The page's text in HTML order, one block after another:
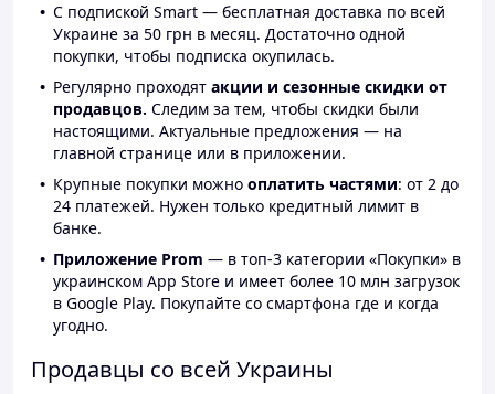
С подпиской Smart — бесплатная доставка по всей
Украине за 50 грн в месяц. Достаточно одной
покупки, чтобы подписка окупилась.
Регулярно проходят акции и сезонные скидки от
продавцов. Следим за тем, чтобы скидки были
настоящими. Актуальные предложения — на
главной странице или в приложении.
Крупные покупки можно оплатить частями: от 2 до
24 платежей. Нужен только кредитный лимит в
банке.
Приложение Prom — в топ-3 категории «Покупки» в
украинском App Store и имеет более 10 млн загрузок
в Google Play. Покупайте со смартфона где и когда
угодно.
Продавцы со всей Украины